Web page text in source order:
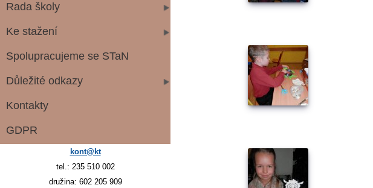
Rada školy
Ke stažení
Spolupracujeme se STaN
Důležité odkazy
Kontakty
GDPR
kont@kt
tel.: 235 510 002
družina: 602 205 909